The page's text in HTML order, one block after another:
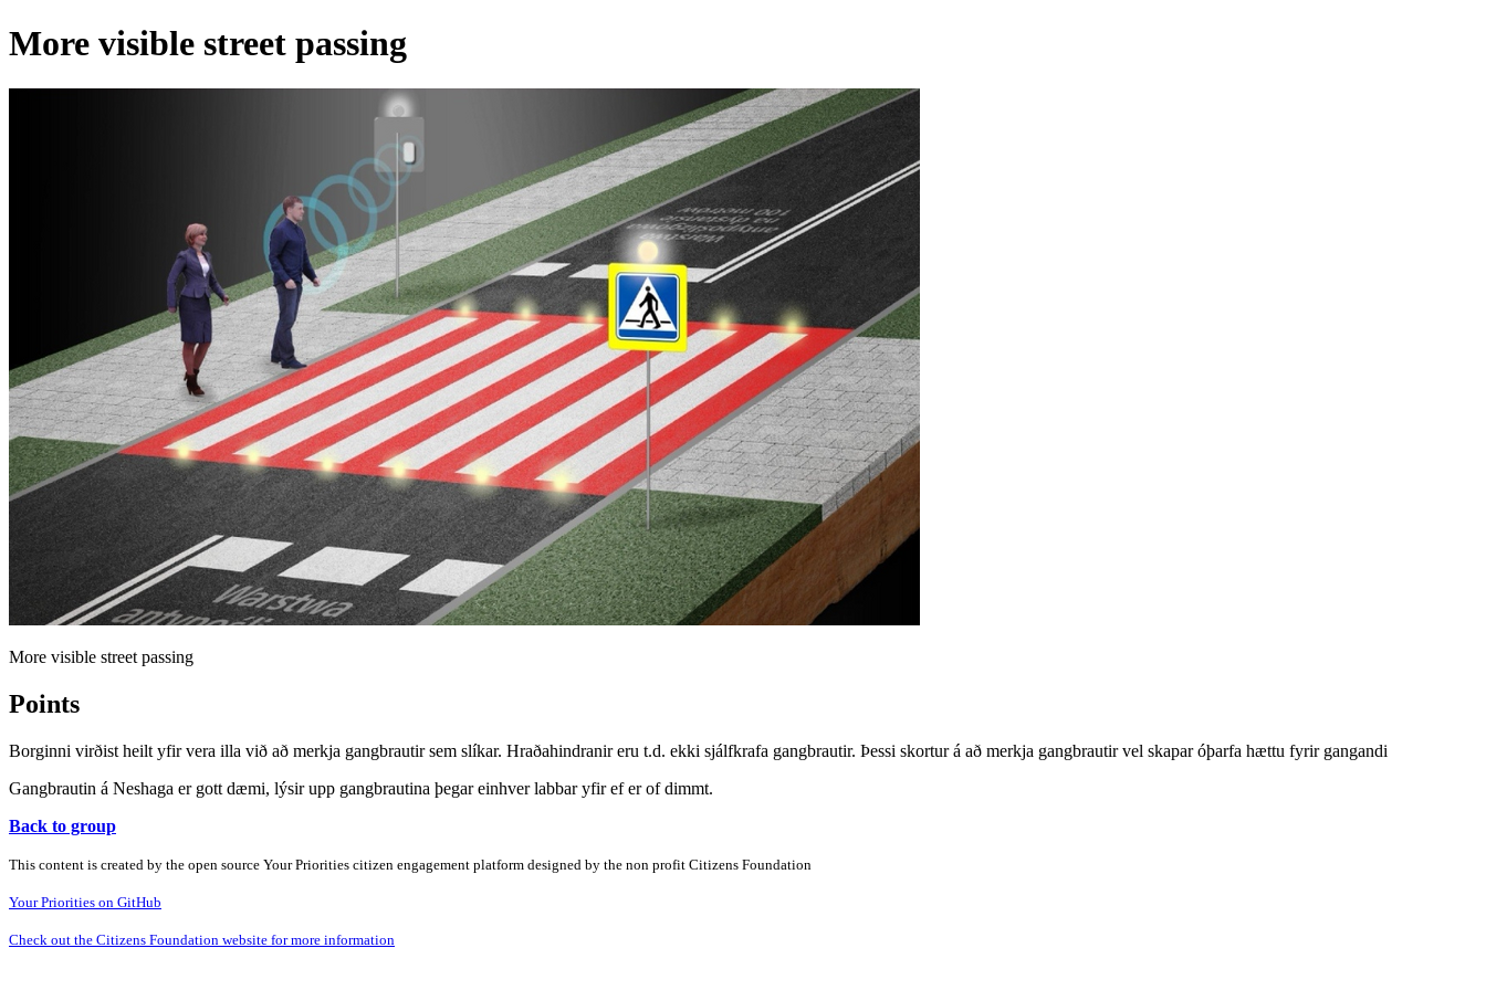
More visible street passing
More visible street passing
Points
Borginni virðist heilt yfir vera illa við að merkja gangbrautir sem slíkar. Hraðahindranir eru t.d. ekki sjálfkrafa gangbrautir. Þessi skortur á að merkja gangbrautir vel skapar óþarfa hættu fyrir gangandi
Gangbrautin á Neshaga er gott dæmi, lýsir upp gangbrautina þegar einhver labbar yfir ef er of dimmt.
Back to group
This content is created by the open source Your Priorities citizen engagement platform designed by the non profit Citizens Foundation
Your Priorities on GitHub
Check out the Citizens Foundation website for more information